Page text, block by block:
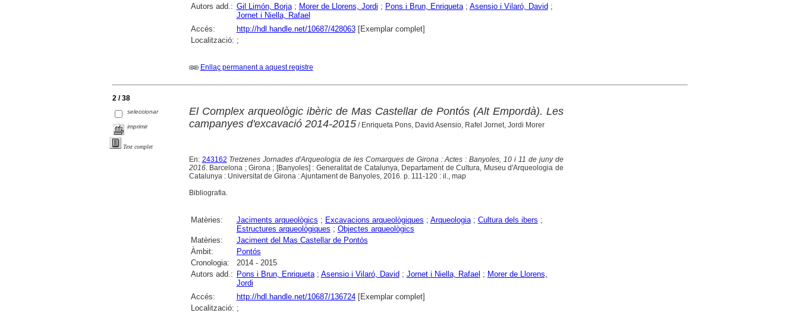
Autors add.: Gil Limón, Borja; Morer de Llorens, Jordi ; Pons i Brun, Enriqueta; Asensio i Vilaró, David ;
Jornet i Niella, Rafael
Accés:
http://hdl.handle.net/10687/428063[Exemplar complet]
Localització: ;
Enllaç permanent a aquest registre
2 / 38
seleccionar
imprimir
Text complet
El Complex arqueològic ibèric de Mas Castellar de Pontós (Alt Empordà). Les
campanyes d'excavació 2014-2015/ Enriqueta Pons, David Asensio, Rafel Jornet, Jordi Morer
En: 243162 Tretzenes Jornades d'Arqueologia de les Comarques de Girona : Actes : Banyoles, 10 i 11 de juny de
2016. Barcelona ; Girona ; [Banyoles] : Generalitat de Catalunya, Departament de Cultura, Museu d'Arqueologia de
Catalunya : Universitat de Girona : Ajuntament de Banyoles, 2016. p. 111-120 : il., map
Bibliografia.
Matèries: Jaciments arqueològics ; Excavacions arqueològiques ; Arqueologia; Cultura dels ibers ;
Estructures arqueològiques ; Objectes arqueològics
Matèries:
Jaciment del Mas Castellar de Pontós
Àmbit:
Pontós
Cronologia:
2014 - 2015
Autors add.: Pons i Brun, Enriqueta; Asensio i Vilaró, David ; Jornet i Niella, Rafael ; Morer de Llorens,
Jordi
Accés:
http://hdl.handle.net/10687/136724[Exemplar complet]
Localització: ;